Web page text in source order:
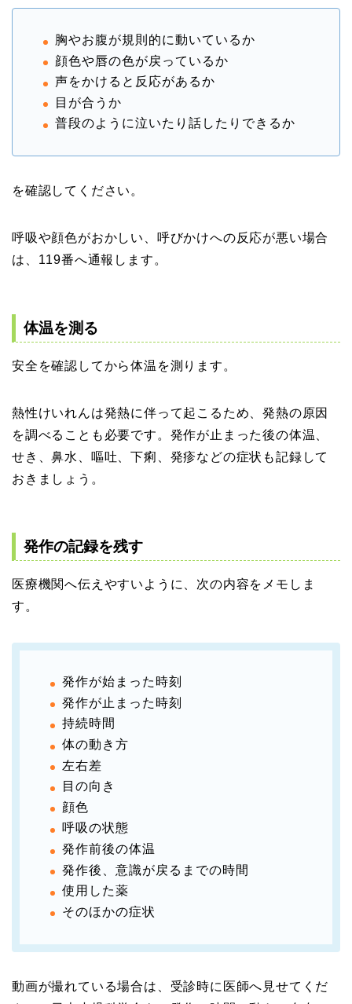
胸やお腹が規則的に動いているか
顔色や唇の色が戻っているか
声をかけると反応があるか
目が合うか
普段のように泣いたり話したりできるか
を確認してください。
呼吸や顔色がおかしい、呼びかけへの反応が悪い場合
は、119番へ通報します。
体温を測る
安全を確認してから体温を測ります。
熱性けいれんは発熱に伴って起こるため、発熱の原因
を調べることも必要です。発作が止まった後の体温、
せき、鼻水、嘔吐、下痢、発疹などの症状も記録して
おきましょう。
発作の記録を残す
医療機関へ伝えやすいように、次の内容をメモしま
す。
発作が始まった時刻
発作が止まった時刻
持続時間
体の動き方
左右差
目の向き
顔色
呼吸の状態
発作前後の体温
発作後、意識が戻るまでの時間
使用した薬
そのほかの症状
動画が撮れている場合は、受診時に医師へ見せてくだ